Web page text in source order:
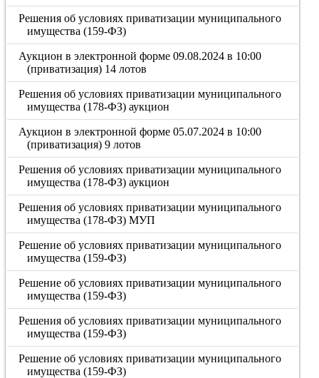
Решения об условиях приватизации муниципального
имущества (159-ФЗ)
Аукцион в электронной форме 09.08.2024 в 10:00
(приватизация) 14 лотов
Решения об условиях приватизации муниципального
имущества (178-ФЗ) аукцион
Аукцион в электронной форме 05.07.2024 в 10:00
(приватизация) 9 лотов
Решения об условиях приватизации муниципального
имущества (178-ФЗ) аукцион
Решения об условиях приватизации муниципального
имущества (178-ФЗ) МУП
Решение об условиях приватизации муниципального
имущества (159-ФЗ)
Решение об условиях приватизации муниципального
имущества (159-ФЗ)
Решения об условиях приватизации муниципального
имущества (159-ФЗ)
Решение об условиях приватизации муниципального
имущества (159-ФЗ)